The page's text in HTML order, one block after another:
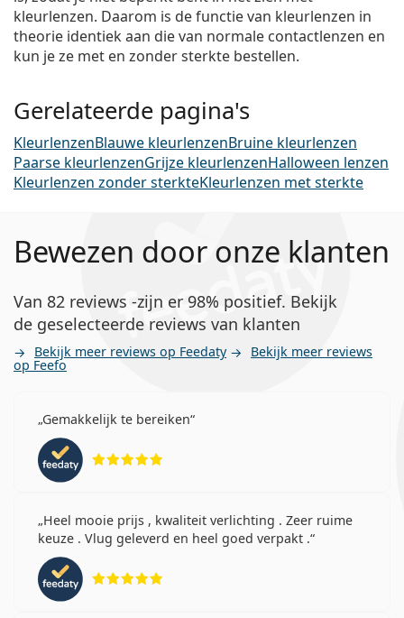
kleurlenzen. Daarom is de functie van kleurlenzen in
theorie identiek aan die van normale contactlenzen en
kun je ze met en zonder sterkte bestellen.
Gerelateerde pagina's
KleurlenzenBlauwe kleurlenzenBruine kleurlenzen
Paarse kleurlenzenGrijze kleurlenzenHalloween lenzen
Kleurlenzen zonder sterkteKleurlenzen met sterkte
Bewezen door onze klanten
Van 82 reviews -zijn er 98% positief. Bekijk
de geselecteerde reviews van klanten
Bekijk meer reviews op Feedaty Bekijk meer reviews
op Feefo
Gemakkelijk te bereiken
Heel mooie prijs , kwaliteit verlichting . Zeer ruime
keuze . Vlug geleverd en heel goed verpakt .